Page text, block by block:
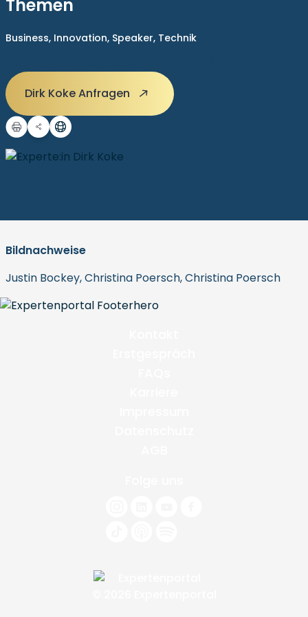
Themen
Business, Innovation, Speaker, Technik
Dirk Koke Anfragen
Bildnachweise
Justin Bockey, Christina Poersch, Christina Poersch